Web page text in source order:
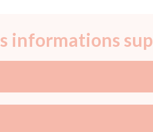
informations